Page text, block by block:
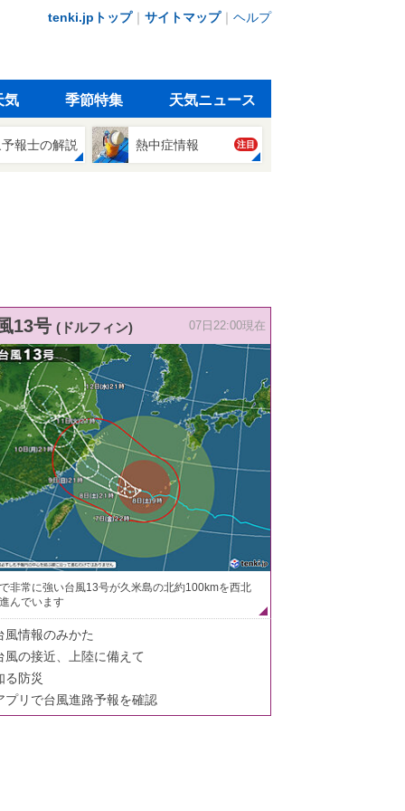
tenki.jpトップ｜ サイトマップ｜ ヘルプ
気 季節特集 天気ニュース
報士の解説 熱中症情報 注目
13号 (ドルフィン) 07日22:00現在
非常に強い台風13号が久米島の北約100kmを西北
んでいます
風情報のみかた
風の接近、上陸に備えて
る防災
プリで台風進路予報を確認